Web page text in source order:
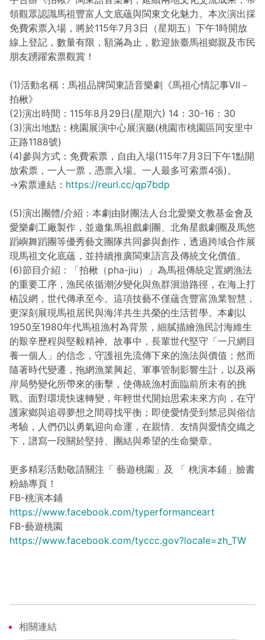
領觀眾認識馬祖豐富人文底蘊與閩東文化魅力。本次演出採
免費索票入場，將於115年7月3日（星期五）下午1時開放
線上登記，數量有限，額滿為止，歡迎旅臺馬祖鄉親及市民
朋友踴躍索票觀賞！
(1)活動名稱：馬祖品牌閩東語音樂劇《馬祖心情記事VII－
拍楸》
(2)演出時間：115年8月29日(星期六) 14：30-16：30
(3)演出地點：桃園展演中心展演廳(桃園市桃園區同安里中
正路1188號)
(4)參與方式：免費索票，自由入場(115年7月3日下午1點開
放索票，一人一票，憑票入場。一人最多可索票4張)。
→索票連結： https://reurl.cc/qp7bdp
(5)演出團體/介紹：本劇由財團法人台北愛樂文教基金會及
愛樂劇工廠製作，並邀集馬祖戲劇團、北角星戲劇團及馬悠
蹈嶼舞蹈團等優秀藝文團隊共同參與創作，透過跨域合作展
現馬祖文化底蘊，並持續推廣閩東語言及傳統文化價值。
(6)節目介紹：「拍楸（pha-jiu）」為馬祖傳統定置網漁法
的重要工序，漁民依循潮汐變化與魚群洄游路徑，在海上打
樁設網，世代傳承至今。這項技藝不僅蘊含豐富漁業智慧，
更深刻展現馬祖居民與海洋共生共榮的生活哲學。本劇以
1950至1980年代馬祖漁村為背景，細膩描繪漁民討海維生
的艱辛歷程與堅毅精神。故事中，長輩世代堅守「一只網目
養一個人」的信念，守護祖先流傳下來的漁法與價值；然而
隨著時代變遷，拖網漁業興起、軍事管制影響生計，以及兩
岸局勢變化所帶來的衝擊，使傳統漁村面臨前所未有的挑
戰。面對環境快速轉變，年輕世代開始思索未來方向，在守
護家鄉與追尋夢想之間尋找平衡；即使愛情受到禁忌與俗信
考驗，人們仍以勇氣迎向命運，在親情、友情與愛情交織之
下，譜寫一段關於堅持、團結與希望的生命樂章。
更多精彩活動敬請關注「 藝遊桃園」及 「 桃演本鋪」臉書
粉絲專頁！
FB-桃演本鋪
https://www.facebook.com/typerformanceart
FB-藝遊桃園
https://www.facebook.com/tyccc.gov?locale=zh_TW
相關連結